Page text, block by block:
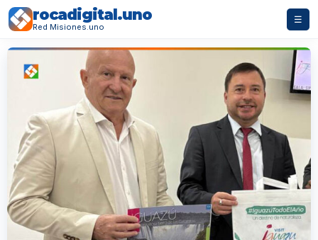
rocadigital.uno
Red Misiones.uno
☰